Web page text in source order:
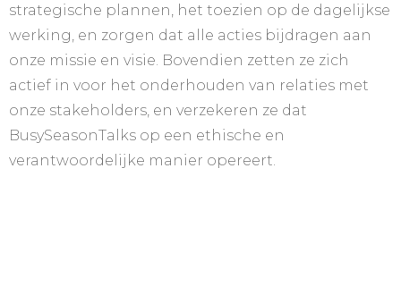
strategische plannen, het toezien op de dagelijkse
werking, en zorgen dat alle acties bijdragen aan
onze missie en visie. Bovendien zetten ze zich
actief in voor het onderhouden van relaties met
onze stakeholders, en verzekeren ze dat
BusySeasonTalks op een ethische en
verantwoordelijke manier opereert.